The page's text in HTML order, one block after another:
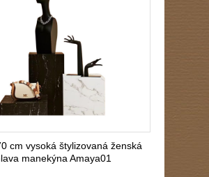
cm vysoká štylizovaná ženská
manekýna Amaya01